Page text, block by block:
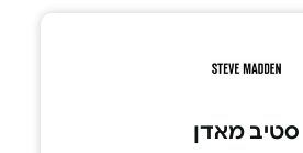
סטיב מאדן